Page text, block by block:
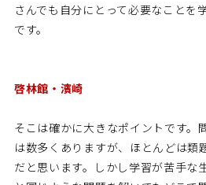
さんでも自分にとって必要なことを
です。
啓林館・濱崎
そこは確かに大きなポイントです。
は数多くありますが、ほとんどは類
だと思います。しかし学習が苦手な